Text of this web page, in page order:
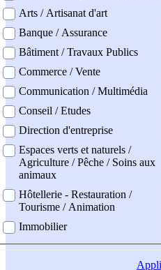
Arts / Artisanat d'art
Banque / Assurance
Bâtiment / Travaux Publics
Commerce / Vente
Communication / Multimédia
Conseil / Etudes
Direction d'entreprise
Espaces verts et naturels /
Agriculture / Pêche / Soins aux
animaux
Hôtellerie - Restauration /
Tourisme / Animation
Immobilier